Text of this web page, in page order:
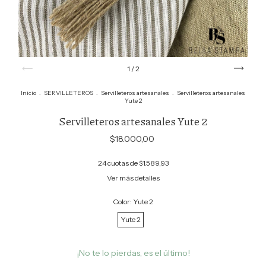
1 /2
Inicio . SERVILLETEROS . Servilleteros artesanales . Servilleteros artesanales
Yute 2
Servilleteros artesanales Yute 2
$18.000,00
24cuotas de$1.589,93
Ver más detalles
Color: Yute 2
Yute 2
¡No te lo pierdas, es el último!